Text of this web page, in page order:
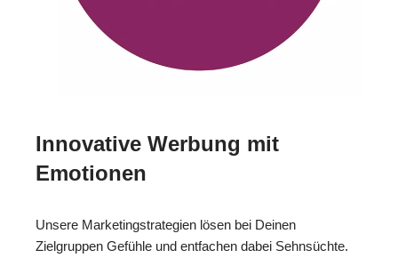
Innovative Werbung mit
Emotionen
Unsere Marketingstrategien lösen bei Deinen
Zielgruppen Gefühle und entfachen dabei Sehnsüchte.